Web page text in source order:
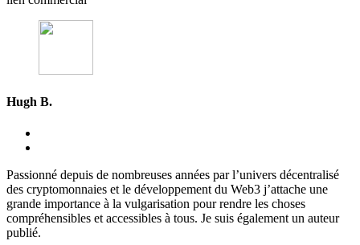
Hugh B.
Passionné depuis de nombreuses années par l’univers décentralisé
des cryptomonnaies et le développement du Web3 j’attache une
grande importance à la vulgarisation pour rendre les choses
compréhensibles et accessibles à tous. Je suis également un auteur
publié.